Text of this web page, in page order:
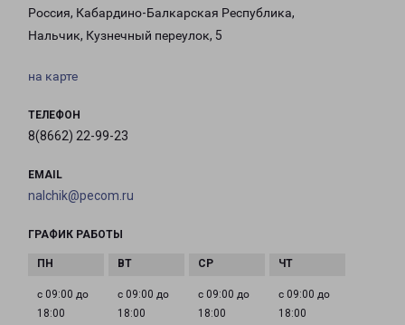
Россия, Кабардино-Балкарская Республика,
Нальчик, Кузнечный переулок, 5
на карте
ТЕЛЕФОН
8(8662) 22-99-23
EMAIL
nalchik@pecom.ru
ГРАФИК РАБОТЫ
с 09:00 до
18:00
с 09:00 до
18:00
с 09:00 до
18:00
с 09:00 до
18:00